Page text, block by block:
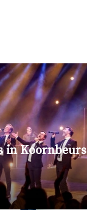
in Koornbeurs